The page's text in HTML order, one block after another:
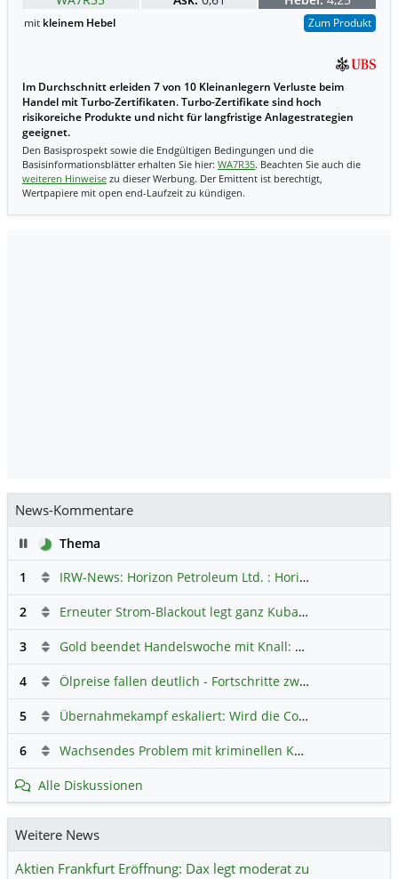
mit kleinem Hebel Zum Produkt
Im Durchschnitt erleiden 7 von 10 Kleinanlegern Verluste beim
Handel mit Turbo-Zertifikaten. Turbo-Zertifikate sind hoch
risikoreiche Produkte und nicht für langfristige Anlagestrategien
geeignet.
Den Basisprospekt sowie die Endgültigen Bedingungen und die
Basisinformationsblätter erhalten Sie hier: WA7R35. Beachten Sie auch die
weiteren Hinweise zu dieser Werbung. Der Emittent ist berechtigt,
Wertpapiere mit open end-Laufzeit zu kündigen.
News-Kommentare
PauseThema
1
IRW-News: Horizon Petroleum Ltd. : Horizon Petroleum beginnt mit der Testförderung im Projekt Lachowice in Polen und schließt die Platzierung einer überzeichneten Wandelanleihe ab
2 Erneuter Strom-Blackout legt ganz Kuba lahm
3 Gold beendet Handelswoche mit Knall: Barrick Mining – Ist diese Aktie wieder ein Kauf?
4 Ölpreise fallen deutlich - Fortschritte zwischen USA und Iran belasten
5 Übernahmekampf eskaliert: Wird die Commerzbank italienisch?
6 Wachsendes Problem mit kriminellen Kunden im Online-Handel
Alle Diskussionen
Weitere News
Aktien Frankfurt Eröffnung: Dax legt moderat zu